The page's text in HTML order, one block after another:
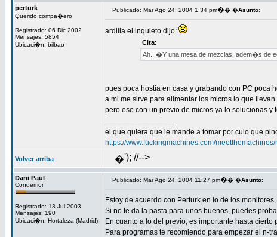
perturk
Querido compa�ero
Registrado: 06 Dic 2002
Mensajes: 5854
Ubicaci�n: bilbao
Publicado: Mar Ago 24, 2004 1:34 pm�� �Asunto:
ardilla el inquieto dijo:
Cita:
Ah...�Y una mesa de mezclas, adem�s de
pues poca hostia en casa y grabando con PC poca
a mi me sirve para alimentar los micros lo que
pero eso con un previo de micros ya lo solucionas y
el que quiera que le mande a tomar por culo que
https://www.fuckingmachines.com/
Volver arriba �'); //-->
Dani Paul
Condemor
Registrado: 13 Jul 2003
Mensajes: 190
Ubicaci�n: Hortaleza (Madrid).
Publicado: Mar Ago 24, 2004 11:27 pm�� �Asunto:
Estoy de acuerdo con Perturk en lo de los
Si no te da la pasta para unos buenos, puedes
En cuanto a lo del previo, es importante hasta
Para programas te recomiendo para empezar el n-